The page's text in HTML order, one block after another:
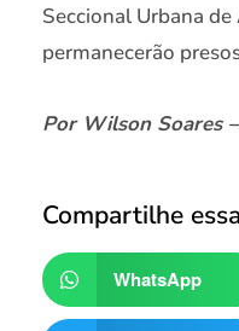
Seccional Urbana
permanecerão
Por Wilson Soares
Compartilhe
WhatsApp